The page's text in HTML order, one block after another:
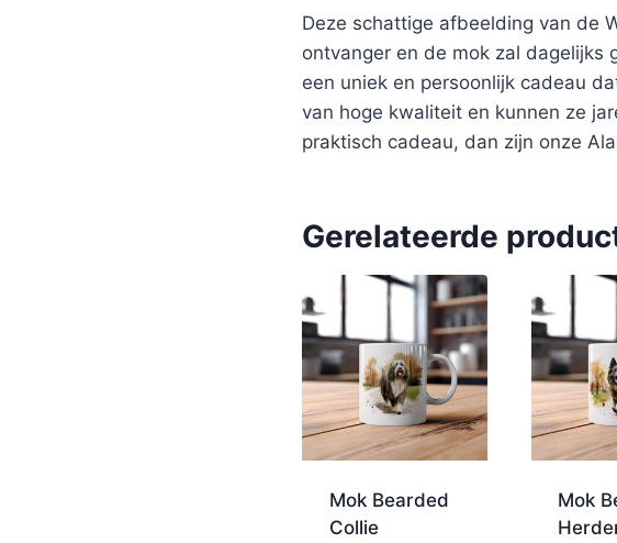
Deze schattige afbeelding van de
ontvanger en de mok zal dagelijks
een uniek en persoonlijk cadeau
van hoge kwaliteit en kunnen ze
praktisch cadeau, dan zijn onze
Gerelateerde
Mok Bearded
Collie
Mok